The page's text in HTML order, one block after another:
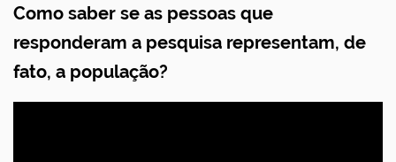
Como saber se as pessoas que
responderam a pesquisa representam, de
fato, a população?